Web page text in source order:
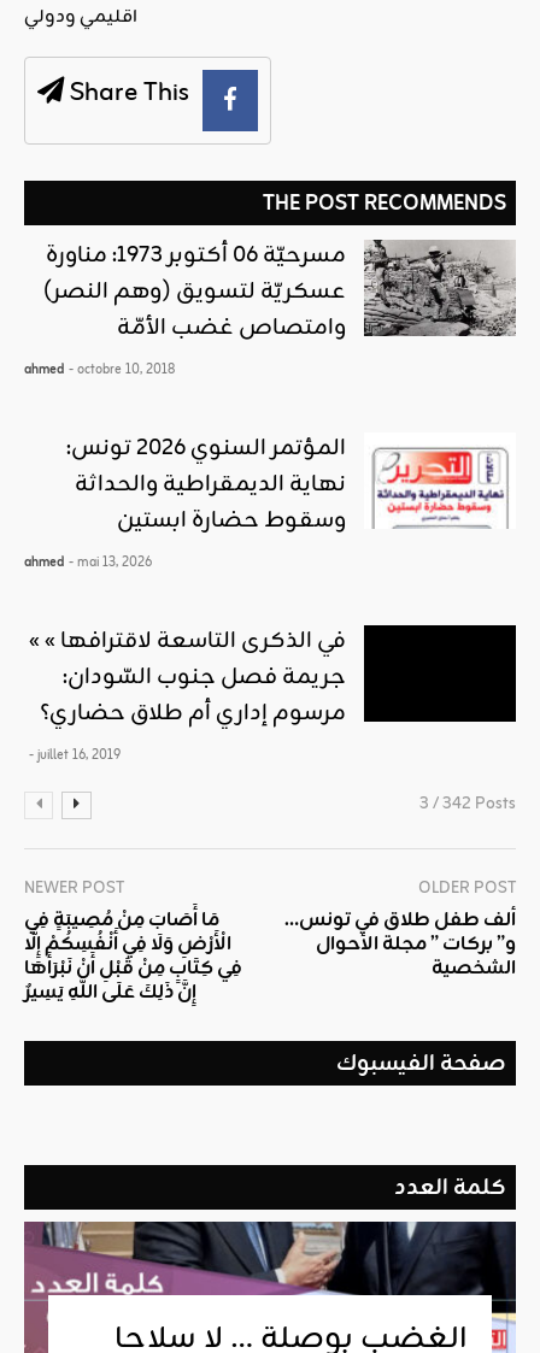
اقليمي ودولي
Share This
THE POST RECOMMENDS
مسرحيّة 06 أكتوبر 1973: مناورة
عسكريّة لتسويق (وهم النصر)
وامتصاص غضب الأمّة
ahmed - octobre 10, 2018
المؤتمر السنوي 2026 تونس:
نهاية الديمقراطية والحداثة
وسقوط حضارة ابستين
ahmed - mai 13, 2026
« في الذكرى التاسعة لاقترافها »
جريمة فصل جنوب السّودان:
مرسوم إداري أم طلاق حضاري؟
- juillet 16, 2019
3 / 342 Posts
NEWER POST
مَا أَصَابَ مِنْ مُصِيبَةٍ فِي
الْأَرْضِ وَلَا فِي أَنْفُسِكُمْ إِلَّا
فِي كِتَابٍ مِنْ قَبْلِ أَنْ نَبْرَأَهَا
إِنَّ ذَلِكَ عَلَى اللَّهِ يَسِيرٌ
OLDER POST
ألف طفل طلاق في تونس…
و” بركات ” مجلة الأحوال
الشخصية
صفحة الفيسبوك
كلمة العدد
الغضب بوصلة … لا سلاحا